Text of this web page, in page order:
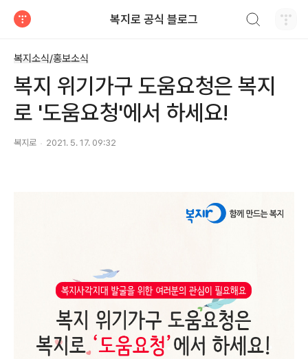
복지로 공식 블로그
복지소식/홍보소식
복지 위기가구 도움요청은 복지
로 '도움요청'에서 하세요!
복지로 2021. 5. 17. 09:32